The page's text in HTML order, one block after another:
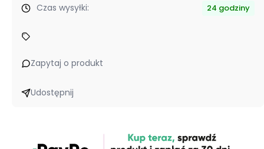
Czas wysyłki: 24 godziny
Zapytaj o produkt
Udostępnij